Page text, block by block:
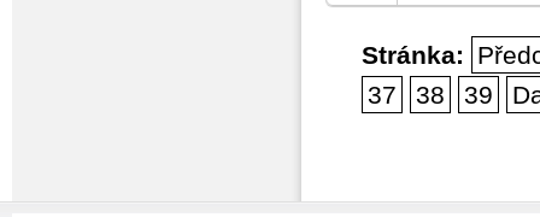
Stránka:
37
38 39